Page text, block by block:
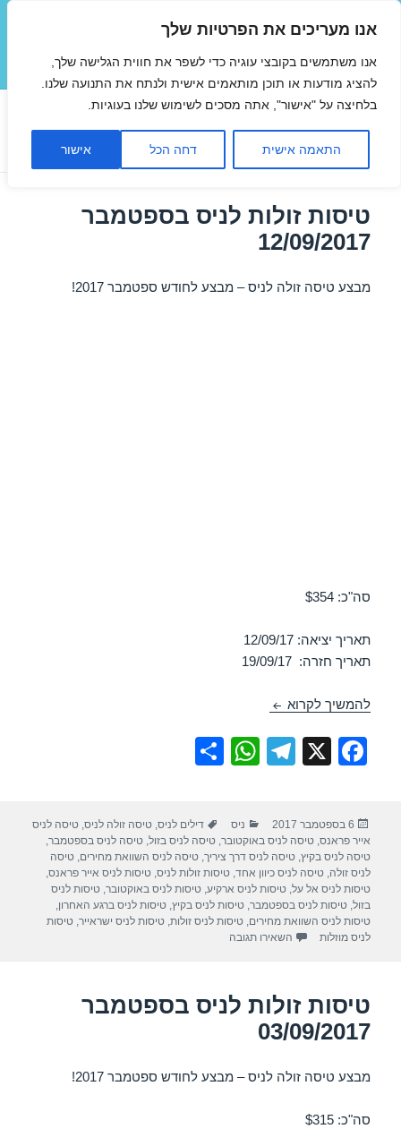
אנו מעריכים את הפרטיות שלך
אנו משתמשים בקובצי עוגיה כדי לשפר את חווית הגלישה שלך,
להציג מודעות או תוכן מותאמים אישית ולנתח את התנועה שלנו.
בלחיצה על "אישור", אתה מסכים לשימוש שלנו בעוגיות.
התאמה אישית דחה הכל אישור
תפריטים
ווידג'טים
קטגוריה:ניס
טיסות זולות לניס בספטמבר
12/09/2017
מבצע טיסה זולה לניס – מבצע לחודש ספטמבר 2017!
סה"כ: $354
תאריך יציאה: 12/09/17
תאריך חזרה: 19/09/17
להמשיך לקרוא טיסות זולות לניס בספטמבר 12/09/2017
F
e
b
o
o
k
X
T
gr
a
m
W
s
A
p
p
e
פורסם
בתאריך
6 בספטמבר 2017 קטגוריות
ניס תגיות
דילים לניס,טיסה זולה לניס,טיסה לניס
אייר פראנס,טיסה לניס באוקטובר,טיסה לניס בזול,טיסה לניס בספטמבר,
טיסה לניס בקיץ,טיסה לניס דרך ציריך,טיסה לניס השוואת מחירים,טיסה
לניס זולה,טיסה לניס כיוון אחד,טיסות זולות לניס,טיסות לניס אייר פראנס,
טיסות לניס אל על,טיסות לניס ארקיע,טיסות לניס באוקטובר,טיסות לניס
בזול,טיסות לניס בספטמבר,טיסות לניס בקיץ,טיסות לניס ברגע האחרון,
טיסות לניס השוואת מחירים,טיסות לניס זולות,טיסות לניס ישראייר,טיסות
לניס מוזלות
השאירו תגובה
טיסות זולות לניס בספטמבר
03/09/2017
מבצע טיסה זולה לניס – מבצע לחודש ספטמבר 2017!
סה"כ: $315